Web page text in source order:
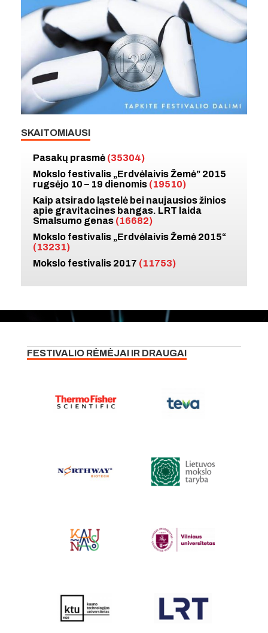
SKAITOMIAUSI
Pasakų prasmė (35304)
Mokslo festivalis „Erdvėlaivis Žemė” 2015
rugsėjo 10 – 19 dienomis (19510)
Kaip atsirado ląstelė bei naujausios žinios
apie gravitacines bangas. LRT laida
Smalsumo genas (16682)
Mokslo festivalis „Erdvėlaivis Žemė 2015“
(13231)
Mokslo festivalis 2017 (11753)
FESTIVALIO RĖMĖJAI IR DRAUGAI